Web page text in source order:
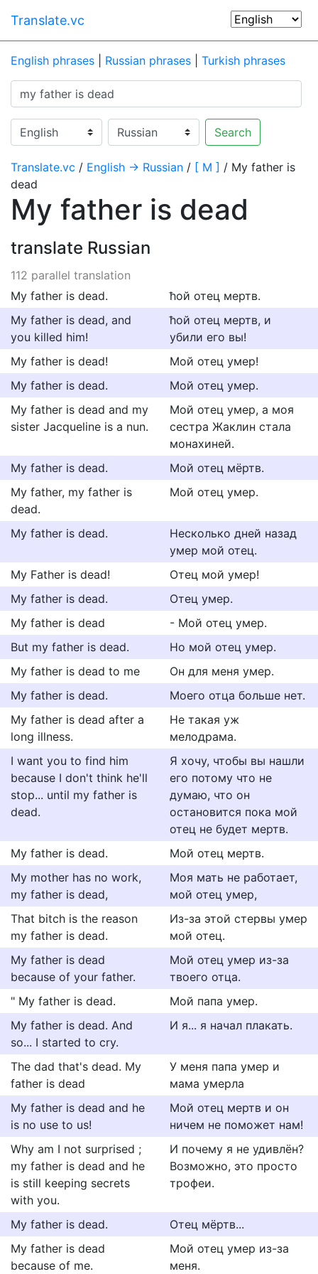
Translate.vc
English phrases Russian phrases Turkish phrases
Search
Translate.vc / English → Russian / [ M ] / My father is
dead
My father is dead
translate Russian
112 parallel translation
My father is dead.
ћой отец мертв.
My father is dead, and
you killed him!
ћой отец мертв, и
убили его вы!
My father is dead!
Мой отец умер!
My father is dead.
Мой отец умер.
My father is dead and my
sister Jacqueline is a nun.
Мой отец умер, а моя
сестра Жаклин стала
монахиней.
My father is dead.
Мой отец мёртв.
My father, my father is
dead.
Мой отец умер.
My father is dead.
Несколько дней назад
умер мой отец.
My Father is dead!
Отец мой умер!
My father is dead.
Отец умер.
My father is dead
- Мой отец умер.
But my father is dead.
Но мой отец умер.
My father is dead to me
Он для меня умер.
My father is dead.
Моего отца больше нет.
My father is dead after a
long illness.
Не такая уж
мелодрама.
I want you to find him
because I don't think he'll
stop... until my father is
dead.
Я хочу, чтобы вы нашли
его потому что не
думаю, что он
остановится пока мой
отец не будет мертв.
My father is dead.
Мой отец мертв.
My mother has no work,
my father is dead,
Моя мать не работает,
мой отец умер,
That bitch is the reason
my father is dead.
Из-за этой стервы умер
мой отец.
My father is dead
because of your father.
Мой отец умер из-за
твоего отца.
" My father is dead.
Мой папа умер.
My father is dead. And
so... I started to cry.
И я... я начал плакать.
The dad that's dead. My
father is dead
У меня папа умер и
мама умерла
My father is dead and he
is no use to us!
Мой отец мертв и он
ничем не поможет нам!
Why am I not surprised ;
my father is dead and he
is still keeping secrets
with you.
И почему я не удивлён?
Возможно, это просто
трофеи.
My father is dead.
Отец мёртв...
My father is dead
because of me.
Мой отец умер из-за
меня.